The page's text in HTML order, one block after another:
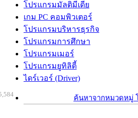
โปรแกรมมัลติมีเดีย
เกม PC คอมพิวเตอร์
โปรแกรมบริหารธุรกิจ
โปรแกรมการศึกษา
โปรแกรมเมอร์
โปรแกรมยูทิลิตี้
ไดร์เวอร์ (Driver)
ค้นหาจากหมวดหมู่